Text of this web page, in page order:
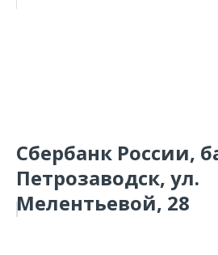
Сбербанк России,
Петрозаводск, ул.
Мелентьевой, 28